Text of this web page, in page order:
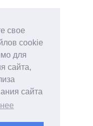
свое
cookie
для
сайта,
сайта